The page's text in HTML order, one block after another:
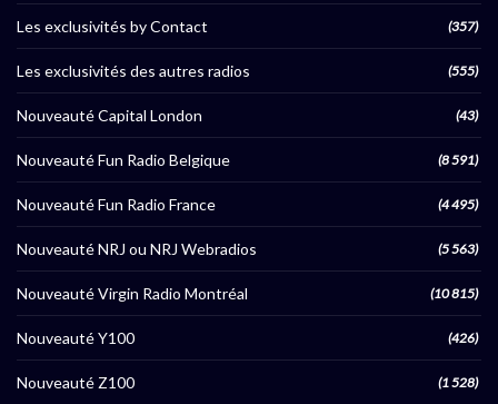
Les exclusivités by Contact (357)
Les exclusivités des autres radios (555)
Nouveauté Capital London (43)
Nouveauté Fun Radio Belgique (8 591)
Nouveauté Fun Radio France (4 495)
Nouveauté NRJ ou NRJ Webradios (5 563)
Nouveauté Virgin Radio Montréal (10 815)
Nouveauté Y100 (426)
Nouveauté Z100 (1 528)